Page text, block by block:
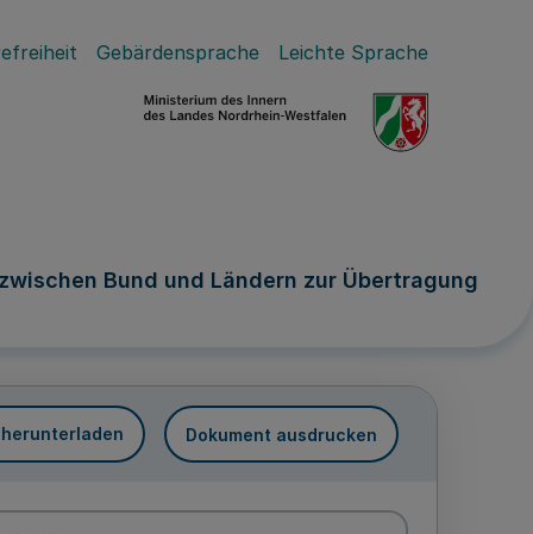
Gebärdensprache Leichte Sprache
Bund und Ländern zur Übertragung
herunterladen Dokument ausdrucken